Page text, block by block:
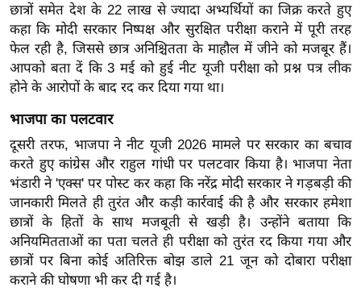
ब्री
फ
म
नो
रं
ज
न
ज
ग
त
बॉ
ली
वु
ड
छात्रों समेत देश के 22 लाख से ज्यादा अभ्यर्थियों का जिक्र करते हुए
कहा कि मोदी सरकार निष्पक्ष और सुरक्षित परीक्षा कराने में पूरी तरह
फेल रही है, जिससे छात्र अनिश्चितता के माहौल में जीने को मजबूर हैं।
आपको बता दें कि 3 मई को हुई नीट यूजी परीक्षा को प्रश्न पत्र लीक
होने के आरोपों के बाद रद कर दिया गया था।
भाजपा का पलटवार
दूसरी तरफ, भाजपा ने नीट यूजी 2026 मामले पर सरकार का बचाव
करते हुए कांग्रेस और राहुल गांधी पर पलटवार किया है। भाजपा नेता
भंडारी ने 'एक्स' पर पोस्ट कर कहा कि नरेंद्र मोदी सरकार ने गड़बड़ी की
जानकारी मिलते ही तुरंत और कड़ी कार्रवाई की है और सरकार हमेशा
छात्रों के हितों के साथ मजबूती से खड़ी है। उन्होंने बताया कि
अनियमितताओं का पता चलते ही परीक्षा को तुरंत रद किया गया और
छात्रों पर बिना कोई अतिरिक्त बोझ डाले 21 जून को दोबारा परीक्षा
कराने की घोषणा भी कर दी गई है।